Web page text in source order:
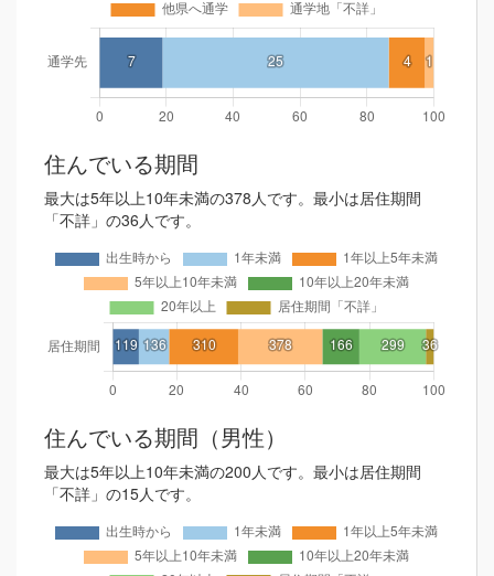
住んでいる期間
最大は5年以上10年未満の378人です。最小は居住期間
「不詳」の36人です。
住んでいる期間（男性）
最大は5年以上10年未満の200人です。最小は居住期間
「不詳」の15人です。